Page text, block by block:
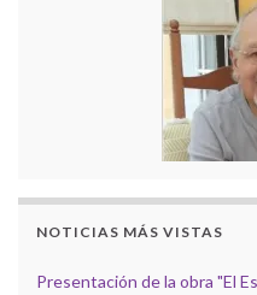
NOTICIAS MÁS VISTAS
Presentación de la obra "El